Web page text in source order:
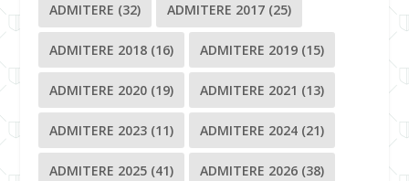
ADMITERE (32) ADMITERE 2017 (25)
ADMITERE 2018 (16) ADMITERE 2019 (15)
ADMITERE 2020 (19) ADMITERE 2021 (13)
ADMITERE 2023 (11) ADMITERE 2024 (21)
ADMITERE 2025 (41) ADMITERE 2026 (38)